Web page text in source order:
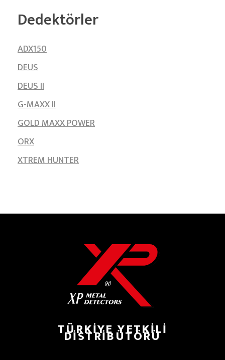
Dedektörler
ADX150
DEUS
DEUS II
G-MAXX II
GOLD MAXX POWER
ORX
XTREM HUNTER
TÜRKIYE YETKILI
DISTRIBÜTÖRÜ